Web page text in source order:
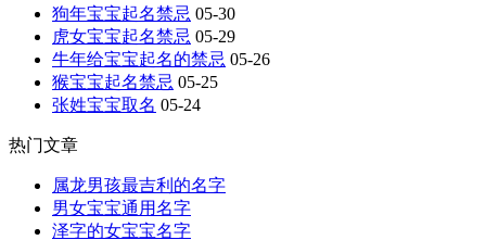
狗年宝宝起名禁忌 05-30
虎女宝宝起名禁忌 05-29
牛年给宝宝起名的禁忌 05-26
猴宝宝起名禁忌 05-25
张姓宝宝取名 05-24
热门文章
属龙男孩最吉利的名字
男女宝宝通用名字
泽字的女宝宝名字